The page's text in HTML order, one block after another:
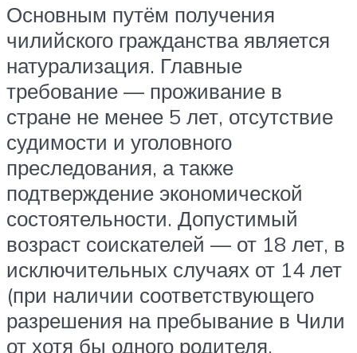
Основным путём получения
чилийского гражданства является
натурализация. Главные
требование — проживание в
стране не менее 5 лет, отсутствие
судимости и уголовного
преследования, а также
подтверждение экономической
состоятельности. Допустимый
возраст соискателей — от 18 лет, в
исключительных случаях от 14 лет
(при наличии соответствующего
разрешения на пребывание в Чили
от хотя бы одного родителя,